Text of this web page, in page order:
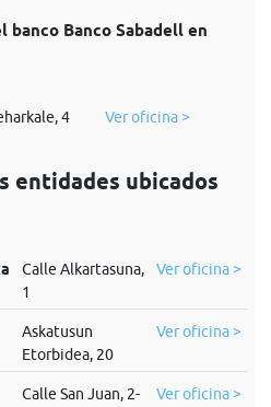
banco Banco Sabadell en
4 Ver oficina >
entidades ubicados
Calle Alkartasuna,
1
Ver oficina >
Askatusun
Etorbidea, 20
Ver oficina >
Calle San Juan, 2-
Ver oficina >